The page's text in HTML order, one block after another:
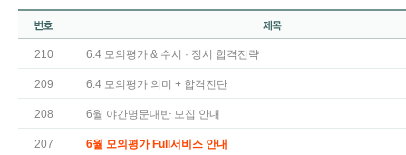
210 6.4 모의평가 & 수시 · 정시 합격전략
209 6.4 모의평가 의미 + 합격진단
208 6월 야간명문대반 모집 안내
207 6월 모의평가 Full서비스 안내